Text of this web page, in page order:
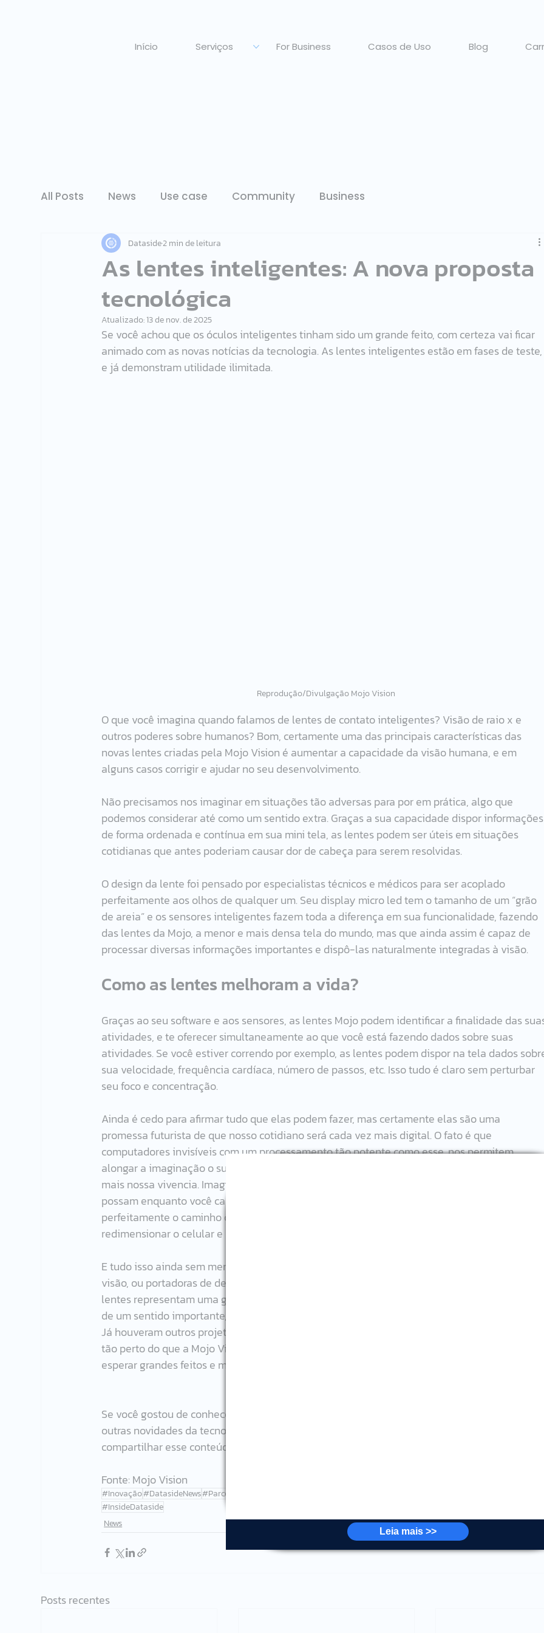
Leia mais >>
Início Serviços For Business Casos de Uso Blog
All Posts News Use case Community Business
As lentes inteligentes: A nova proposta
tecnológica
Dataside2 min de leitura
Atualizado:13 de nov. de 2025
Se você achou que os óculos inteligentes tinham sido um grande feito, com certeza vai ficar
animado com as novas notícias da tecnologia. As lentes inteligentes estão em fases de teste,
e já demonstram utilidade ilimitada.
Reprodução/Divulgação Mojo Vision
O que você imagina quando falamos de lentes de contato inteligentes? Visão de raio x e
outros poderes sobre humanos? Bom, certamente uma das principais características das
novas lentes criadas pela Mojo Vision é aumentar a capacidade da visão humana, e em
alguns casos corrigir e ajudar no seu desenvolvimento.
Não precisamos nos imaginar em situações tão adversas para por em prática, algo que
podemos considerar até como um sentido extra. Graças a sua capacidade dispor informações
de forma ordenada e contínua em sua mini tela, as lentes podem ser úteis em situações
cotidianas que antes poderiam causar dor de cabeça para serem resolvidas.
O design da lente foi pensado por especialistas técnicos e médicos para ser acoplado
perfeitamente aos olhos de qualquer um. Seu display micro led tem o tamanho de um “grão
de areia” e os sensores inteligentes fazem toda a diferença em sua funcionalidade, fazendo
das lentes da Mojo, a menor e mais densa tela do mundo, mas que ainda assim é capaz de
processar diversas informações importantes e dispô-las naturalmente integradas à visão.
Como as lentes melhoram a vida?
Graças ao seu software e aos sensores, as lentes Mojo podem identificar a finalidade das
atividades, e te oferecer simultaneamente ao que você está fazendo dados sobre suas
atividades. Se você estiver correndo por exemplo, as lentes podem dispor na tela dados
sua velocidade, frequência cardíaca, número de passos, etc. Isso tudo é claro sem perturbar
seu foco e concentração.
Ainda é cedo para afirmar tudo que elas podem fazer, mas certamente elas são uma
promessa futurista de que nosso cotidiano será cada vez mais digital. O fato é que
computadores invisíveis com um processamento tão potente como esse, nos permitem
alongar a imaginação o suficiente para pensar sobre possibilidades que podem facilitar ainda
mais nossa vivencia. Imagine por exemplo que as lentes sejam conectadas a um GPS e
possam enquanto você caminha e procura por um lugar que nunca visitou antes, indicar
perfeitamente o caminho com setas ou qualquer outro artifício digital, seria bem melhor que
redimensionar o celular e identificar as saídas certas.
E tudo isso ainda sem mencionar o principal objetivo das lentes de ajudar pessoas com baixa
visão, ou portadoras de deficiência visual. Certamente, se para pessoas sem deficiência as
lentes representam uma guinada na vida cotidiana, para PcDs ela pode representar o retorno
de um sentido importante, e uma nova e melhor condição de existência.
Já houveram outros projetos parecidos patenteados pela Samsung e pela Sony, mas nunca
tão perto do que a Mojo Vision quer alcançar com suas novas lentes. Certamente, podemos
esperar grandes feitos e muito mais novidades após sua veiculação oficial.
Se você gostou de conhecer as lentes, e mal pode esperar para testar uma, conheça também
outras novidades da tecnologia aqui no
compartilhar esse conteúdo com mais amantes da tecnologia!💙😎
Fonte: Mojo Vision
#Inovação#DatasideNews#ParceriasEstratégicas
#InsideDataside
News
Posts recentes